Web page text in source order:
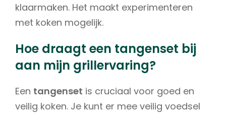
klaarmaken. Het maakt experimenteren
met koken mogelijk.
Hoe draagt een tangenset bij
aan mijn grillervaring?
Een tangenset is cruciaal voor goed en
veilig koken. Je kunt er mee veilig voedsel